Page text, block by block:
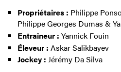
Propriétaires : Philippe
Philippe Georges Dumas &
Entraîneur : Yannick Fouin
Éleveur : Askar Salikbayev
Jockey : Jérémy Da Silva